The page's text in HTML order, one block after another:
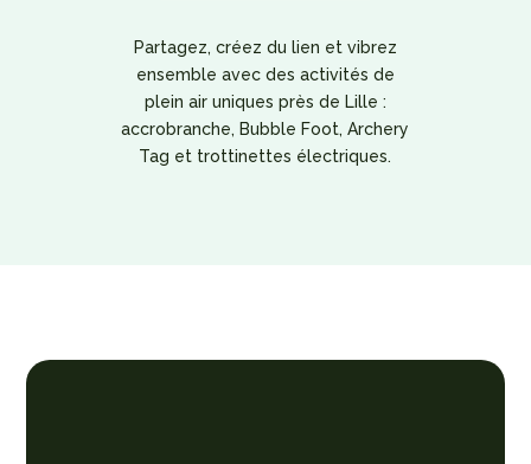
Partagez, créez du lien et vibrez
ensemble avec des activités de
plein air uniques près de Lille :
accrobranche, Bubble Foot, Archery
Tag et trottinettes électriques.